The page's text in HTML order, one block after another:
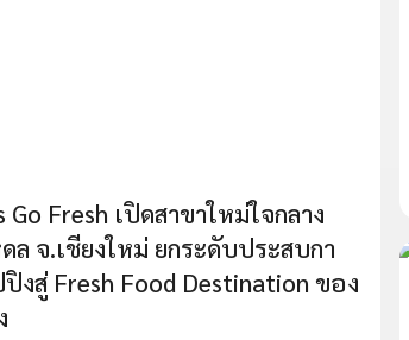
Go Fresh เปิดสาขาใหม่ใจกลาง
ล จ.เชียงใหม่ ยกระดับประสบกา
งสู่ Fresh Food Destination ของ